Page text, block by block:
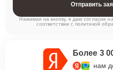
Нажимая на кнопку, я даю согласие
соответствии с политикой
Более 3
нам